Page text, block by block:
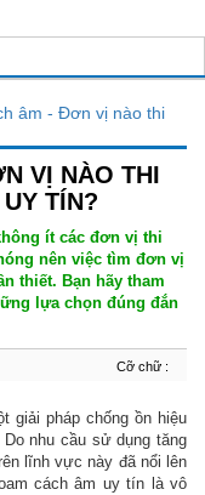
âm - Đơn vị nào thi
VỊ NÀO THI
TÍN?
ít các đơn vị thi
nên việc tìm đơn vị
thiết. Bạn hãy tham
lựa chọn đúng đắn
Cỡ chữ :
giải pháp chống ồn hiệu
nhu cầu sử dụng tăng
lĩnh vực này đã nổi lên
cách âm uy tín là vô